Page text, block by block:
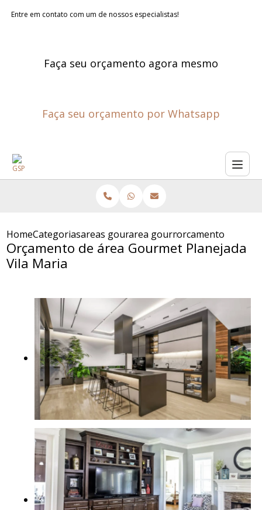
Entre em contato com um de nossos especialistas!
Faça seu orçamento agora mesmo
Faça seu orçamento por Whatsapp
HomeCategoriasareas gourmet planejadas
area gourmet externa
orcamento de
Orçamento de área Gourmet Planejada
Vila Maria